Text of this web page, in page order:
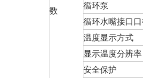
数
循环泵
循环水嘴接口
温度显示方式
显示温度分辨率
安全保护